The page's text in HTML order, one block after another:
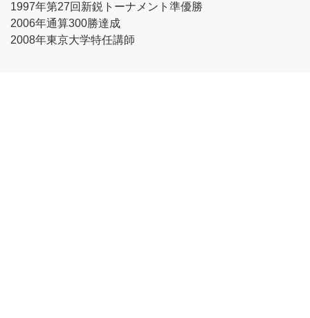
1997年第27回新鋭トーナメント準優勝
2006年通算300勝達成
2008年東京大学特任講師